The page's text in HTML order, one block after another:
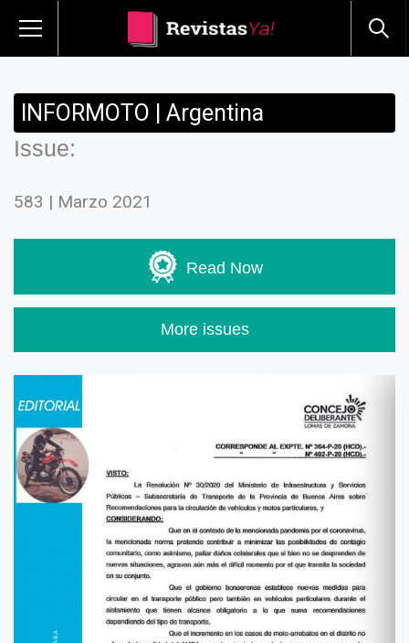
INFORMOTO | Argentina
Issue:
583 | Marzo 2021
Read Now
More issues